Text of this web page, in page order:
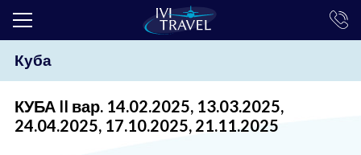
ТОП ОФЕРТИ
ПОЧИВКИ
ЕКСКУРЗИИ
Куба
КУБА II вар. 14.02.2025, 13.03.2025,
24.04.2025, 17.10.2025, 21.11.2025